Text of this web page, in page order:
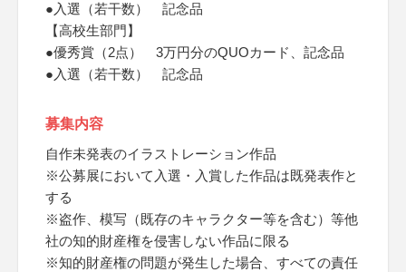
●入選（若干数） 記念品
【高校生部門】
●優秀賞（2点） 3万円分のQUOカード、記念品
●入選（若干数） 記念品
募集内容
自作未発表のイラストレーション作品
※公募展において入選・入賞した作品は既発表作と
する
※盗作、模写（既存のキャラクター等を含む）等他
社の知的財産権を侵害しない作品に限る
※知的財産権の問題が発生した場合、すべての責任